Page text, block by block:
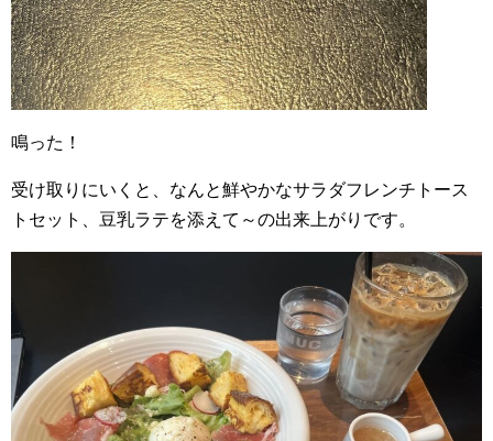
鳴った！
受け取りにいくと、なんと鮮やかなサラダフレンチトース
トセット、豆乳ラテを添えて～の出来上がりです。